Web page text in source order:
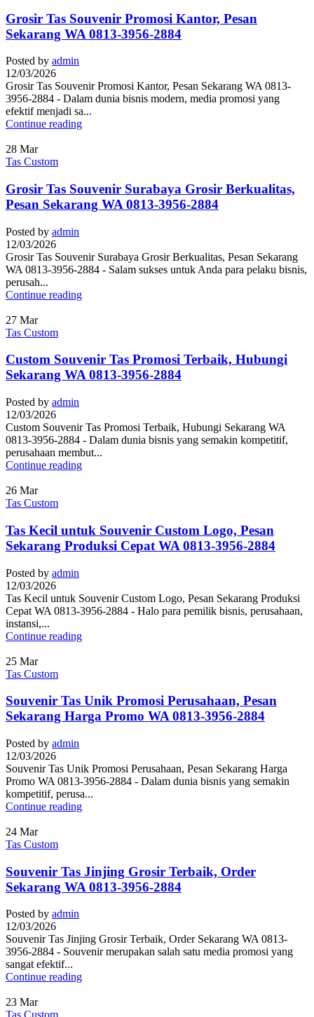
Grosir Tas Souvenir Promosi Kantor, Pesan
Sekarang WA 0813-3956-2884
Posted by admin
12/03/2026
Grosir Tas Souvenir Promosi Kantor, Pesan Sekarang WA 0813-
3956-2884 - Dalam dunia bisnis modern, media promosi yang
efektif menjadi sa...
Continue reading
28 Mar
Tas Custom
Grosir Tas Souvenir Surabaya Grosir Berkualitas,
Pesan Sekarang WA 0813-3956-2884
Posted by admin
12/03/2026
Grosir Tas Souvenir Surabaya Grosir Berkualitas, Pesan Sekarang
WA 0813-3956-2884 - Salam sukses untuk Anda para pelaku bisnis,
perusah...
Continue reading
27 Mar
Tas Custom
Custom Souvenir Tas Promosi Terbaik, Hubungi
Sekarang WA 0813-3956-2884
Posted by admin
12/03/2026
Custom Souvenir Tas Promosi Terbaik, Hubungi Sekarang WA
0813-3956-2884 - Dalam dunia bisnis yang semakin kompetitif,
perusahaan membut...
Continue reading
26 Mar
Tas Custom
Tas Kecil untuk Souvenir Custom Logo, Pesan
Sekarang Produksi Cepat WA 0813-3956-2884
Posted by admin
12/03/2026
Tas Kecil untuk Souvenir Custom Logo, Pesan Sekarang Produksi
Cepat WA 0813-3956-2884 - Halo para pemilik bisnis, perusahaan,
instansi,...
Continue reading
25 Mar
Tas Custom
Souvenir Tas Unik Promosi Perusahaan, Pesan
Sekarang Harga Promo WA 0813-3956-2884
Posted by admin
12/03/2026
Souvenir Tas Unik Promosi Perusahaan, Pesan Sekarang Harga
Promo WA 0813-3956-2884 - Dalam dunia bisnis yang semakin
kompetitif, perusa...
Continue reading
24 Mar
Tas Custom
Souvenir Tas Jinjing Grosir Terbaik, Order
Sekarang WA 0813-3956-2884
Posted by admin
12/03/2026
Souvenir Tas Jinjing Grosir Terbaik, Order Sekarang WA 0813-
3956-2884 - Souvenir merupakan salah satu media promosi yang
sangat efektif...
Continue reading
23 Mar